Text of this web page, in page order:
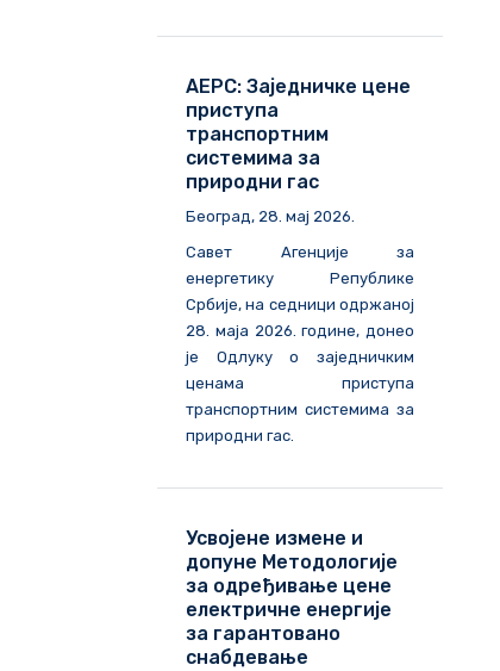
АЕРС: Заједничке цене
приступа
транспортним
системима за
природни гас
Београд, 28. мај 2026.
Савет Агенције за
енергетику Републике
Србије, на седници одржаној
28. маја 2026. године, донео
је Одлуку о заједничким
ценама приступа
транспортним системима за
природни гас.
Усвојене измене и
допуне Методологије
за одређивање цене
електричне енергије
за гарантовано
снабдевање